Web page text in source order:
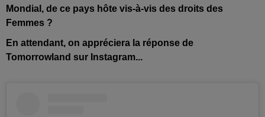
Mondial, de ce pays hôte vis-à-vis des droits des
Femmes ?
En attendant, on appréciera la réponse de
Tomorrowland sur Instagram...